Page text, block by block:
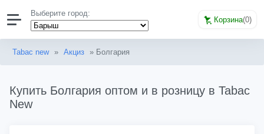
Выберите город:
Корзина(0)
Tabac new » Акциз » Болгария
Купить Болгария оптом и в розницу в Tabac
New